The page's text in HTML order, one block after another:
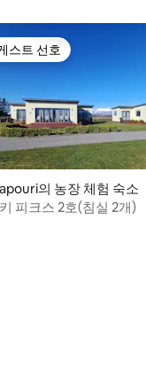
게스트 선호
스트 선호
의 농장 체험 숙소
피크스 2호(침실 2개)